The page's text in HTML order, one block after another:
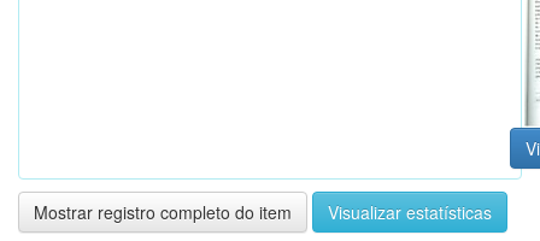
Mostrar registro completo do item Visualizar estatísticas